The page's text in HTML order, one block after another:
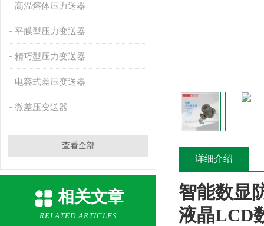
高温熔体压力送器
平膜型压力变送器
精巧型压力变送器
电容式差压变送器
微差压变送器
查看全部
相关文章
RELATED ARTICLES
详细介绍
智能数显
液晶LCD